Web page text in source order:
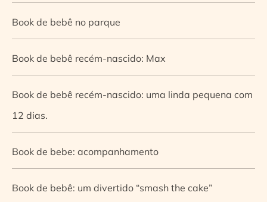
Book de bebê no parque
Book de bebê recém-nascido: Max
Book de bebê recém-nascido: uma linda pequena com
12 dias.
Book de bebe: acompanhamento
Book de bebê: um divertido “smash the cake”